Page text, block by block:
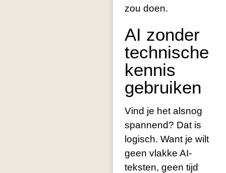
zou doen.
AI zonder
technische
kennis
gebruiken
Vind je het alsnog
spannend? Dat is
logisch. Want je wilt
geen vlakke AI-
teksten, geen tijd